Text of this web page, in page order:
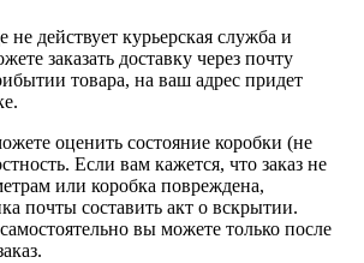
действует курьерская служба и
заказать доставку через почту
товара, на ваш адрес придет
оценить состояние коробки (не
Если вам кажется, что заказ не
или коробка повреждена,
почты составить акт о вскрытии.
вы можете только после